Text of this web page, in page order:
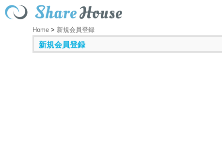
Home > 新規会員登録
新規会員登録